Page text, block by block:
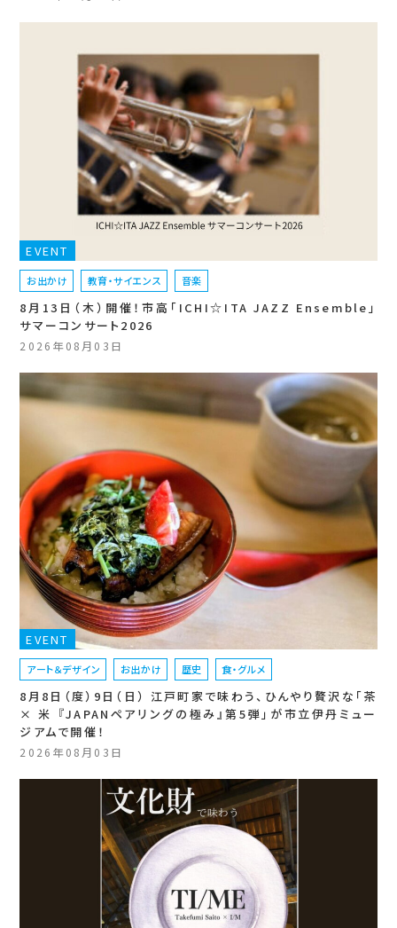
EVENT
お出かけ 教育・サイエンス 音楽
8月13日（木）開催！市高「ICHI☆ITA JAZZ Ensemble」
サマーコンサート2026
2026年08月03日
EVENT
アート＆デザイン お出かけ 歴史 食・グルメ
8月8日（度）9日（日） 江戸町家で味わう、ひんやり贅沢な「茶
× 米 『JAPANペアリングの極み』第5弾」が市立伊丹ミュー
ジアムで開催！
2026年08月03日